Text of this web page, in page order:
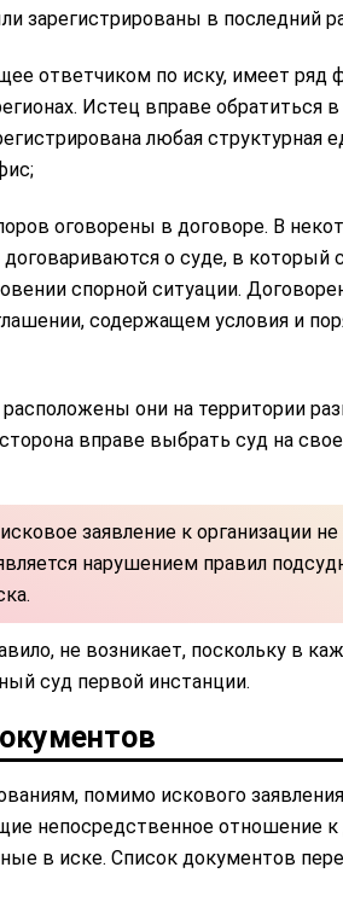
зарегистрированы в последний
ответчиком по иску, имеет ряд
Истец вправе обратиться в
любая структурная
оговорены в договоре. В
о суде, в который
спорной ситуации.
содержащем условия и
они на территории
вправе выбрать суд на
заявление к организации
нарушением правил
не возникает, поскольку в
суд первой инстанции.
помимо искового
непосредственное отношение к
в иске. Список документов